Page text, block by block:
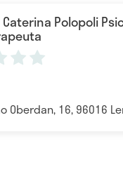
Polopoli
Oberdan, 16, 96016